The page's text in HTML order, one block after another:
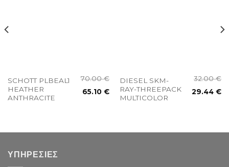
SCHOTT PLBEAL1
HEATHER
ANTHRACITE
70.00€
65.10€
DIESEL SKM-
RAY-THREEPACK
MULTICOLOR
32.00€
29.44€
ΥΠΗΡΕΣΙΕΣ